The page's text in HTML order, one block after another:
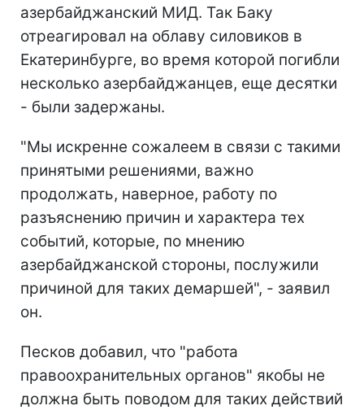
азербайджанский МИД. Так Баку
отреагировал на облаву силовиков в
Екатеринбурге, во время которой погибли
несколько азербайджанцев, еще десятки
- были задержаны.
"Мы искренне сожалеем в связи с такими
принятыми решениями, важно
продолжать, наверное, работу по
разъяснению причин и характера тех
событий, которые, по мнению
азербайджанской стороны, послужили
причиной для таких демаршей", - заявил
он.
Песков добавил, что "работа
правоохранительных органов" якобы не
должна быть поводом для таких действий